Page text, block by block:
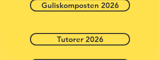
Guliskomposten 2026
Tutorer 2026